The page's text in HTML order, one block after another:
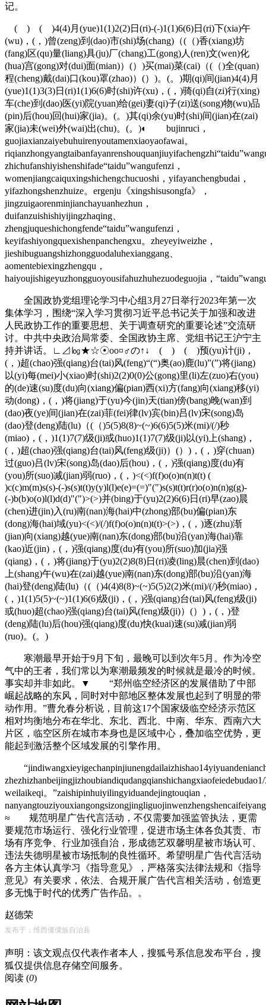
记。
( ) ( )4(4)月(yue)1(1)2(2)日(ri)-(-)1(1)6(6)日(ri)下(xia)午
(wu)，(，)曾(zeng)到(dao)市(shi)场(chang)（(（)香(xiang)坊
(fang)区(qu)量(liang)具(ju)厂(chang)工(gong)人(ren)文(wen)化
(hua)宫(gong)对(dui)面(mian)）(）)买(mai)菜(cai)（(（)全(quan)
程(cheng)戴(dai)口(kou)罩(zhao)）(）)。(。)期(qi)间(jian)4(4)月
(yue)1(1)3(3)日(ri)1(1)6(6)时(shi)许(xu)，(，)骑(qi)自(zi)行(xing)
车(che)到(dao)医(yi)院(yuan)给(gei)妻(qi)子(zi)送(song)物(wu)品
(pin)后(hou)回(hui)家(jia)。(。)其(qi)余(yu)时(shi)间(jian)在(zai)
家(jia)未(wei)外(wai)出(chu)。(。)◐ bujinruci，
guojiaxianzaiyebuhuirenyoutamenxiaoyaofawai。
zhichufanshiyishenshifade“taidu”wangufenzi，
womenjiangcaiquxingshichengchucuoshi，yifayanchengbudai，
yifazhongshenzhuize。ergenju《xingshisusongfa》，
jingzuigaorenminjianchayuanhezhun，
duifanzuishishiyijingzhaqing、
zhengjuqueshichongfende“taidu”wangufenzi，
keyifashiyongquexishenpanchengxu。zheyeyiweizhe，
jieshibuguangshizhongguodaluhexianggang、
aomentebiexingzhengqu，
haiyoujishigeyuzhongguoyousifahuzhuhezuodeguojia，
全国政协党组理论学习中心组3月27日举行2023年第一次
集体学习，围绕“深入学习贯彻习近平总书记关于加强和改进
人民政协工作的重要思想、关于调查研究的重要论述”交流研
讨。中共中央政治局常委、全国政协主席、党组书记王沪宁主
持并讲话。∟⊿㏒★☆☉oo¤♂の↑↓ ( ) ( )预(yu)计(ji)，
(，)超(chao)强(qiang)台(tai)风(feng)“(“)奥(ao)鹿(lu)”(”)将(jiang)
以(yi)每(mei)小(xiao)时(shi)2(2)0(0)公(gong)里(li)左(zuo)右(you)
的(de)速(su)度(du)向(xiang)偏(pian)西(xi)方(fang)向(xiang)移(yi)
动(dong)，(，)将(jiang)于(yu)今(jin)天(tian)傍(bang)晚(wan)到
(dao)夜(ye)间(jian)在(zai)菲(fei)律(lv)宾(bin)吕(lv)宋(song)岛
(dao)登(deng)陆(lu)（(（)5(5)8(8)~(~)6(6)5(5)米(mi)/(/)秒
(miao)，(，)1(1)7(7)级(ji)或(huo)1(1)7(7)级(ji)以(yi)上(shang)，
(，)超(chao)强(qiang)台(tai)风(feng)级(ji)）(）)，(，)穿(chuan)
过(guo)吕(lv)宋(song)岛(dao)后(hou)，(，)强(qiang)度(du)有
(you)所(suo)减(jian)弱(ruo)，(，)<(<)f(f)o(o)n(n)t(t) (
)c(c)m(m)s(s)-(-)s(s)t(t)y(y)l(l)e(e)=(=)"(")s(s)t(t)r(r)o(o)n(n)g(g)-
(-)b(b)o(o)l(l)d(d)"(")>(>)并(bing)于(yu)2(2)6(6)日(ri)早(zao)晨
(chen)进(jin)入(ru)南(nan)海(hai)中(zhong)部(bu)偏(pian)东
(dong)海(hai)域(yu)<(<)/(/)f(f)o(o)n(n)t(t)>(>)，(，)逐(zhu)渐
(jian)向(xiang)越(yue)南(nan)东(dong)部(bu)沿(yan)海(hai)靠
(kao)近(jin)，(，)强(qiang)度(du)有(you)所(suo)加(jia)强
(qiang)，(，)将(jiang)于(yu)2(2)8(8)日(ri)凌(ling)晨(chen)到(dao)
上(shang)午(wu)在(zai)越(yue)南(nan)东(dong)部(bu)沿(yan)海
(hai)登(deng)陆(lu)（(（)4(4)8(8)~(~)5(5)2(2)米(mi)/(/)秒(miao)，
(，)1(1)5(5)~(~)1(1)6(6)级(ji)，(，)强(qiang)台(tai)风(feng)级(ji)
或(huo)超(chao)强(qiang)台(tai)风(feng)级(ji)）(）)，(，)登
(deng)陆(lu)后(hou)强(qiang)度(du)快(kuai)速(su)减(jian)弱
(ruo)。(。)
寒潮最早开始于9月下旬，最晚可以到次年5月。作为冷空
气中的王者，我们常以为寒潮最频发的时候就是最冷的时候。
事实却并非如此。▼ “郑州临空经济区的发展借助了中部
崛起战略的东风，同时对中部地区整体发展也起到了明显的带
动作用。”曹允春分析说，目前这17个国家级临空经济示范区
相对均衡地分布在华北、东北、西北、中南、华东、西南六大
片区，临空区所在城市本身也是区域中心，叠加临空优势，更
能起到激活整个区域发展的引擎作用。
weilaikeqi。”zaishipinhuiyilingyiduandejingtouqian，
≈ 规范明星广告代言活动，不仅需要加强监管执法，更需
要规范市场运行、强化行业管理，促进市场主体各负其责、市
场有序竞争、行业加强自治，形成德艺双馨明星被市场认可、
违法失德明星被市场抵制的良性循环。希望明星广告代言活动
各方主体认真学习《指导意见》，严格落实法律法规和《指导
意见》有关要求，依法、合规开展广告代言相关活动，创造更
多无愧于时代的优秀广告作品。。
赵德荣
发布于：维西傈僳族自治县
声明：该文观点仅代表作者本人，搜狐号系信息发布平台，搜
狐仅提供信息存储空间服务。
阅读 (0)